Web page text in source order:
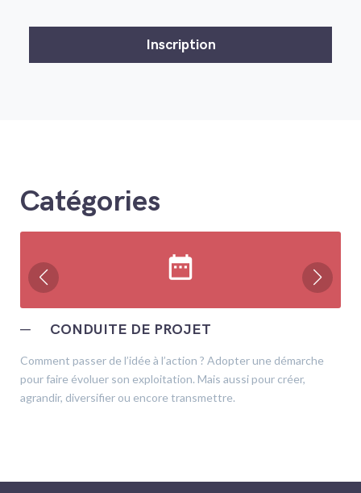
Catégories
date_range
─ CONDUITE DE PROJET
Comment passer de l’idée à l’action ? Adopter une démarche
pour faire évoluer son exploitation. Mais aussi pour créer,
agrandir, diversifier ou encore transmettre.